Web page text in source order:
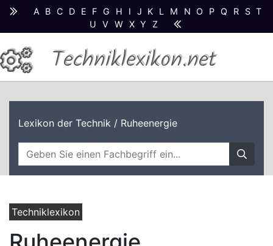
A B C D E F G H I J K L M N O P Q R S T
U
V W X Y Z
Techniklexikon.net
Lexikon der Technik / Ruheenergie
Techniklexikon